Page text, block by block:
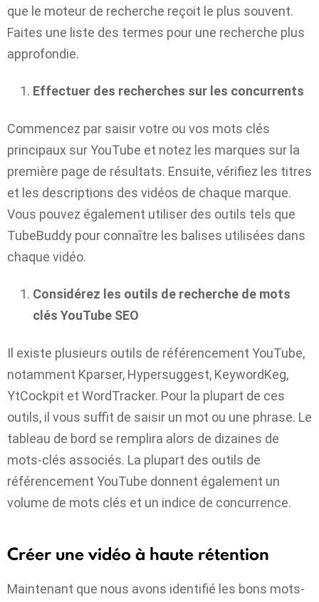
que le moteur de recherche reçoit le plus souvent.
Faites une liste des termes pour une recherche plus
approfondie.
Effectuer des recherches sur les concurrents
Commencez par saisir votre ou vos mots clés
principaux sur YouTube et notez les marques sur la
première page de résultats. Ensuite, vérifiez les titres
et les descriptions des vidéos de chaque marque.
Vous pouvez également utiliser des outils tels que
TubeBuddy pour connaître les balises utilisées dans
chaque vidéo.
Considérez les outils de recherche de mots
clés YouTube SEO
Il existe plusieurs outils de référencement YouTube,
notamment Kparser, Hypersuggest, KeywordKeg,
YtCockpit et WordTracker. Pour la plupart de ces
outils, il vous suffit de saisir un mot ou une phrase. Le
tableau de bord se remplira alors de dizaines de
mots-clés associés. La plupart des outils de
référencement YouTube donnent également un
volume de mots clés et un indice de concurrence.
Créer une vidéo à haute rétention
Maintenant que nous avons identifié les bons mots-